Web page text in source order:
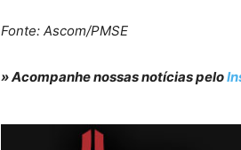
Fonte: Ascom/PMSE
» Acompanhe nossas notícias pelo